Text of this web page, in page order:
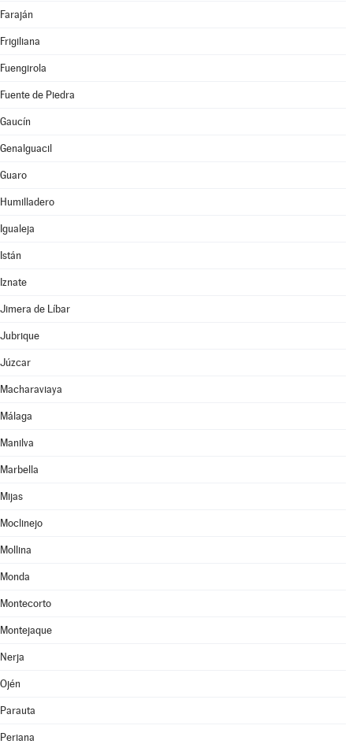
Faraján
Frigiliana
Fuengirola
Fuente de Piedra
Gaucín
Genalguacil
Guaro
Humilladero
Igualeja
Istán
Iznate
Jimera de Líbar
Jubrique
Júzcar
Macharaviaya
Málaga
Manilva
Marbella
Mijas
Moclinejo
Mollina
Monda
Montecorto
Montejaque
Nerja
Ojén
Parauta
Periana